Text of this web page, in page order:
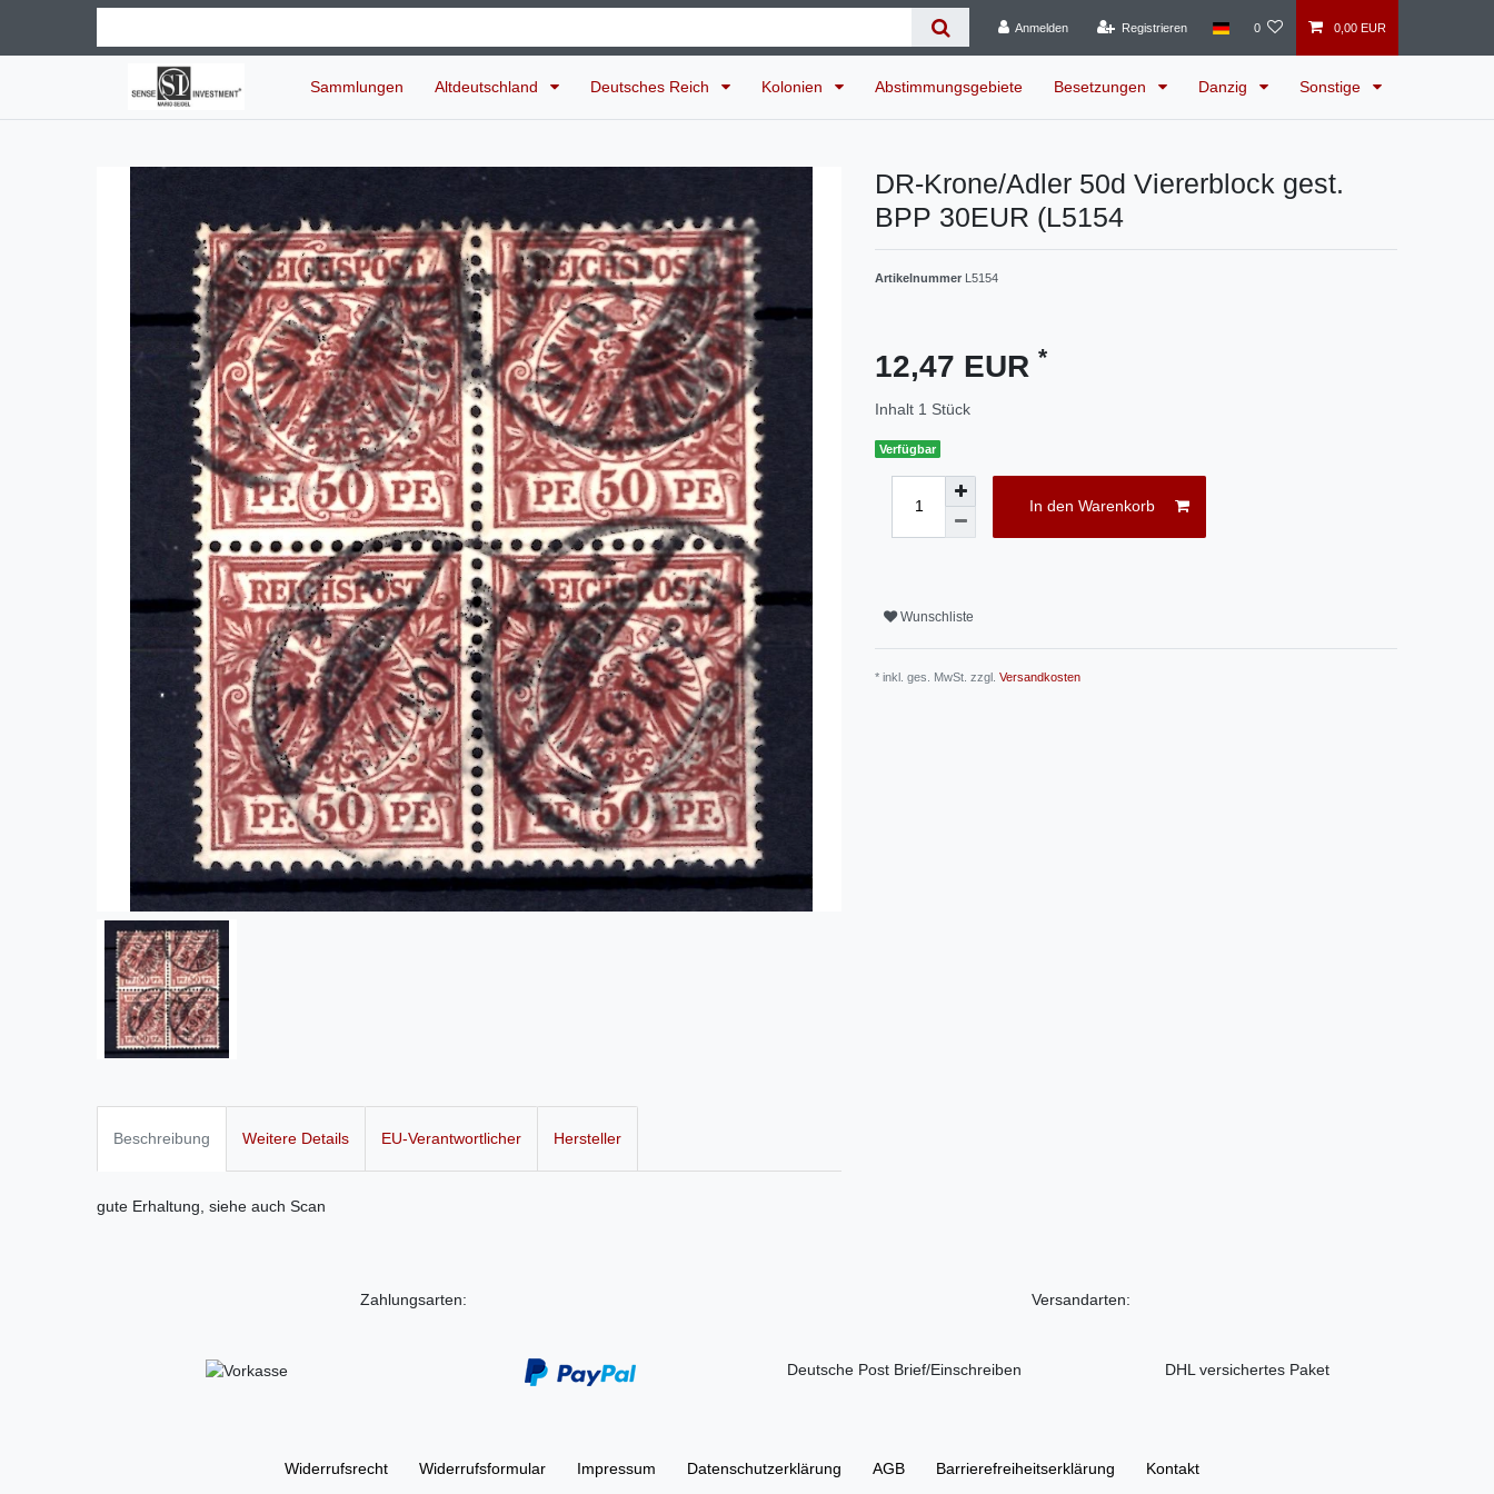
Anmelden Registrieren 0 0,00 EUR
Sammlungen Altdeutschland Deutsches Reich Kolonien Abstimmungsgebiete Besetzungen Danzig Sonstige
DR-Krone/Adler 50d Viererblock gest.
BPP 30EUR (L5154
Artikelnummer L5154
12,47 EUR *
Inhalt 1 Stück
Verfügbar
In den Warenkorb
Wunschliste
* inkl. ges. MwSt. zzgl. Versandkosten
Beschreibung Weitere Details EU-Verantwortlicher Hersteller
gute Erhaltung, siehe auch Scan
Zahlungsarten: Versandarten:
Deutsche Post Brief/Einschreiben DHL versichertes Paket
Widerrufs­recht Widerrufs­formular Impressum Daten­schutz­erklärung AGB Barrierefreiheitserklärung Kontakt